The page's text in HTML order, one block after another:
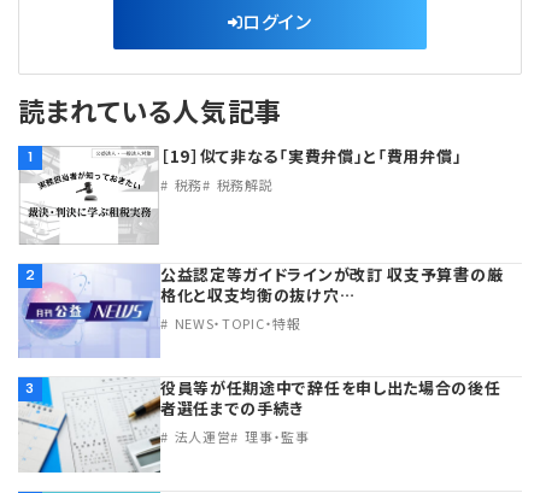
ログイン
読まれている人気記事
1 ［19］似て非なる「実費弁償」と「費用弁償」
税務 税務解説
2
公益認定等ガイドラインが改訂 収支予算書の厳
格化と収支均衡の抜け穴…
NEWS・TOPIC・特報
3
役員等が任期途中で辞任を申し出た場合の後任
者選任までの手続き
法人運営 理事・監事